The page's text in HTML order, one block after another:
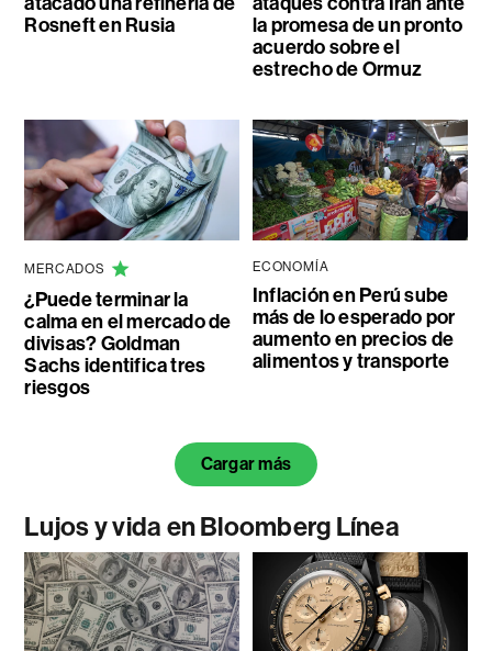
Rosneft en Rusia
la promesa de un pronto
acuerdo sobre el
estrecho de Ormuz
MERCADOS
¿Puede terminar la
calma en el mercado de
divisas? Goldman
Sachs identifica tres
riesgos
ECONOMÍA
Inflación en Perú sube
más de lo esperado por
aumento en precios de
alimentos y transporte
Cargar más
Lujos y vida en Bloomberg Línea